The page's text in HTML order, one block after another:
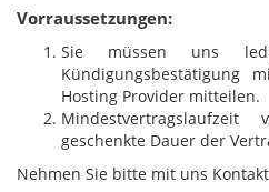
Vorraussetzungen:
Sie müssen uns
Kündigungsbestätigung
Hosting Provider mitteilen.
geschenkte Dauer der
Nehmen Sie bitte mit uns